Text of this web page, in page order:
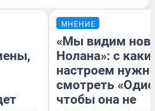
МНЕНИЕ
«Мы видим
Нолана»: с
настроем
смотреть
чтобы она не